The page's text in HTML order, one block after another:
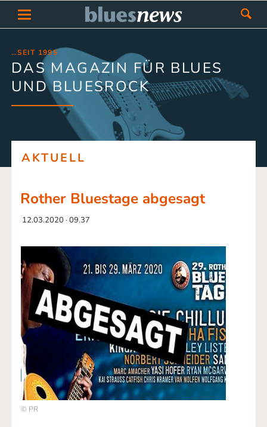
…SEIT 1995
DAS MAGAZIN FÜR BLUES
UND BLUESROCK
AKTUELL
Rother Bluestage abgesagt
12.03.2020 · 09.37
© PR